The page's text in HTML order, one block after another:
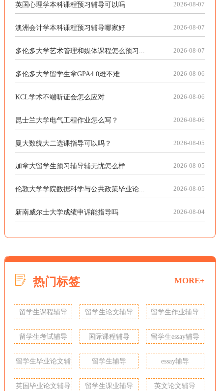
英国心理学本科课程预习辅导可以吗 2026-08-07
澳洲会计学本科课程预习辅导哪家好 2026-08-07
多伦多大学艺术管理和媒体课程怎么预习... 2026-08-07
多伦多大学留学生拿GPA4.0难不难 2026-08-06
KCL学术不端听证会怎么应对 2026-08-06
昆士兰大学电气工程作业怎么写？ 2026-08-06
曼大数统大二选课指导可以吗？ 2026-08-05
加拿大留学生预习辅导辅无忧怎么样 2026-08-05
伦敦大学学院数据科学与公共政策毕业论... 2026-08-05
新南威尔士大学成绩申诉能指导吗 2026-08-04
热门标签 MORE+
留学生课程辅导 留学生论文辅导 留学生作业辅导
留学生考试辅导 国际课程辅导 留学生essay辅导
留学生毕业论文辅
留学生辅导 essay辅导
英国毕业论文辅导 留学生课业辅导 英文论文辅导